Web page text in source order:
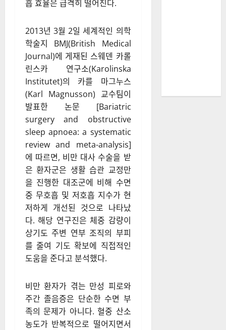
흡 효율은 급격히 떨어진다.
2013년 3월 2일 세계적인 의학
학술지 BMJ(British Medical
Journal)에 게재된 스웨덴 카롤
린스카 연구소(Karolinska
Institutet)의 카를 마그누스
(Karl Magnusson) 교수팀이
발표한 논문 [Bariatric
surgery and obstructive
sleep apnoea: a systematic
review and meta-analysis]
에 따르면, 비만 대사 수술을 받
은 환자군은 생활 습관 교정만
을 진행한 대조군에 비해 수면
중 무호흡 및 저호흡 지수가 현
저하게 개선된 것으로 나타났
다. 해당 연구진은 체중 감량이
상기도 주변 연부 조직의 부피
를 줄여 기도 확보에 직접적인
도움을 준다고 분석했다.
비만 환자가 겪는 만성 피로와
주간 졸음증은 단순한 수면 부
족의 문제가 아니다. 혈중 산소
농도가 반복적으로 떨어지면서